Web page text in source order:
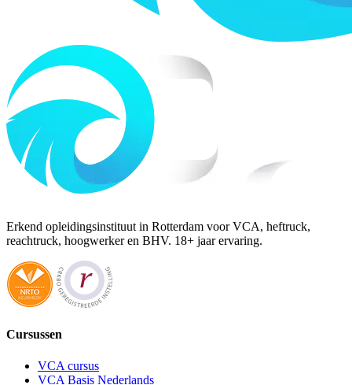
Erkend opleidingsinstituut in Rotterdam voor VCA, heftruck,
reachtruck, hoogwerker en BHV. 18+ jaar ervaring.
Cursussen
VCA cursus
VCA Basis Nederlands